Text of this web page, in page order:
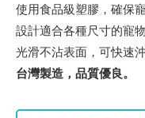
使用食品級塑膠，確保寵
設計適合各種尺寸的寵
光滑不沾表面，可快速沖
台灣製造，品質優良。